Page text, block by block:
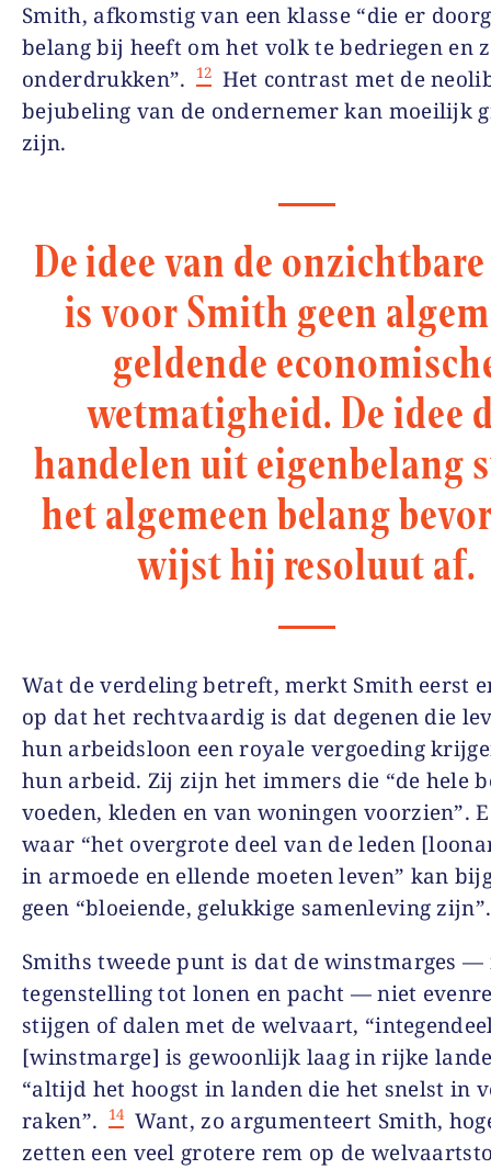
Smith, afkomstig van een klasse “die er
belang bij heeft om het volk te bedriegen en
onderdrukken”.
12 Het contrast met de
bejubeling van de ondernemer kan moeilijk
zijn.
De idee van de
is voor Smith geen
geldende
wetmatigheid. De idee
handelen uit eigenbelang
het algemeen belang
wijst hij resoluut af.
Wat de verdeling betreft, merkt Smith eerst
op dat het rechtvaardig is dat degenen die
hun arbeidsloon een royale vergoeding
hun arbeid. Zij zijn het immers die “de hele
voeden, kleden en van woningen voorzien”.
waar “het overgrote deel van de leden
in armoede en ellende moeten leven” kan
geen “bloeiende, gelukkige samenleving
Smiths tweede punt is dat de winstmarges —
tegenstelling tot lonen en pacht — niet
stijgen of dalen met de welvaart,
[winstmarge] is gewoonlijk laag in rijke
“altijd het hoogst in landen die het snelst in
raken”.
14 Want, zo argumenteert Smith,
zetten een veel grotere rem op de